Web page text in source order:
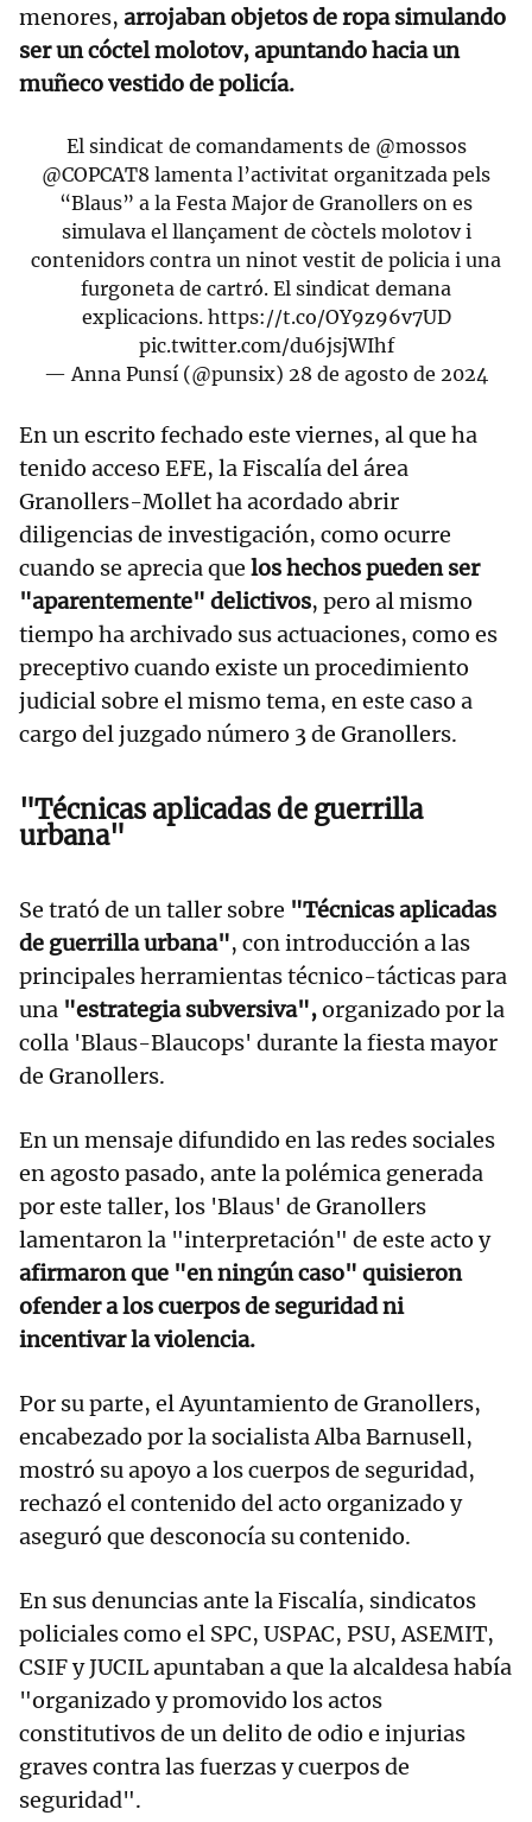
menores, arrojaban objetos de ropa simulando
ser un cóctel molotov, apuntando hacia un
muñeco vestido de policía.
El sindicat de comandaments de @mossos
@COPCAT8 lamenta l’activitat organitzada pels
“Blaus” a la Festa Major de Granollers on es
simulava el llançament de còctels molotov i
contenidors contra un ninot vestit de policia i una
furgoneta de cartró. El sindicat demana
explicacions. https://t.co/OY9z96v7UD
pic.twitter.com/du6jsjWIhf
— Anna Punsí (@punsix) 28 de agosto de 2024
En un escrito fechado este viernes, al que ha
tenido acceso EFE, la Fiscalía del área
Granollers-Mollet ha acordado abrir
diligencias de investigación, como ocurre
cuando se aprecia que los hechos pueden ser
"aparentemente" delictivos, pero al mismo
tiempo ha archivado sus actuaciones, como es
preceptivo cuando existe un procedimiento
judicial sobre el mismo tema, en este caso a
cargo del juzgado número 3 de Granollers.
"Técnicas aplicadas de guerrilla
urbana"
Se trató de un taller sobre "Técnicas aplicadas
de guerrilla urbana", con introducción a las
principales herramientas técnico-tácticas para
una "estrategia subversiva",organizado por la
colla 'Blaus-Blaucops' durante la fiesta mayor
de Granollers.
En un mensaje difundido en las redes sociales
en agosto pasado, ante la polémica generada
por este taller, los 'Blaus' de Granollers
lamentaron la "interpretación" de este acto y
afirmaron que "en ningún caso" quisieron
ofender a los cuerpos de seguridad ni
incentivar la violencia.
Por su parte, el Ayuntamiento de Granollers,
encabezado por la socialista Alba Barnusell,
mostró su apoyo a los cuerpos de seguridad,
rechazó el contenido del acto organizado y
aseguró que desconocía su contenido.
En sus denuncias ante la Fiscalía, sindicatos
policiales como el SPC, USPAC, PSU, ASEMIT,
CSIF y JUCIL apuntaban a que la alcaldesa había
"organizado y promovido los actos
constitutivos de un delito de odio e injurias
graves contra las fuerzas y cuerpos de
seguridad".